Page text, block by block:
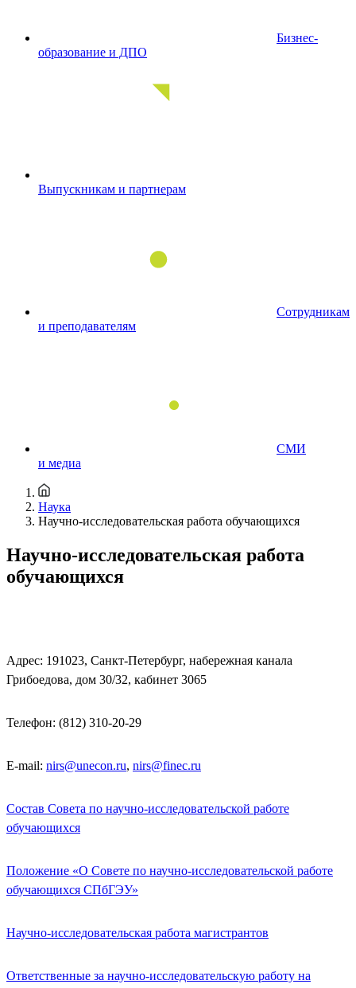
Бизнес-
образование и ДПО
Выпускникам и партнерам
Сотрудникам
и преподавателям
СМИ
и медиа
Наука
Научно-исследовательская работа обучающихся
Научно-исследовательская работа
обучающихся
Адрес: 191023, Санкт-Петербург, набережная канала
Грибоедова, дом 30/32, кабинет 3065
Телефон: (812) 310-20-29
E-mail: nirs@unecon.ru, nirs@finec.ru
Состав Совета по научно-исследовательской работе
обучающихся
Положение «О Совете по научно-исследовательской работе
обучающихся СПбГЭУ»
Научно-исследовательская работа магистрантов
Ответственные за научно-исследовательскую работу на